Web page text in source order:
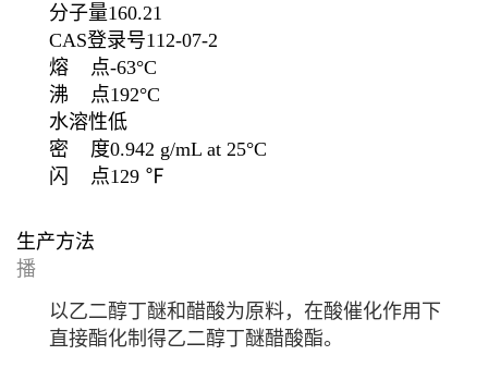
分子量160.21
CAS登录号112-07-2
熔 点-63°C
沸 点192°C
水溶性低
密 度0.942 g/mL at 25°C
闪 点129 ℉
生产方法
播
以乙二醇丁醚和 醋酸为原料，在酸催化作用下
直接酯化制得乙二醇丁醚醋酸酯。